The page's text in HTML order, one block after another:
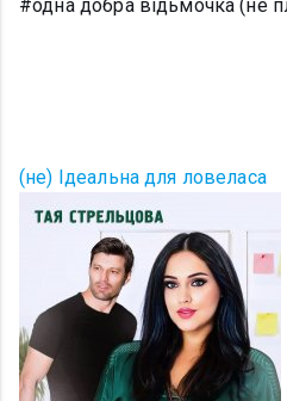
#одна добра відьмочка (не
(не) Ідеальна для ловеласа